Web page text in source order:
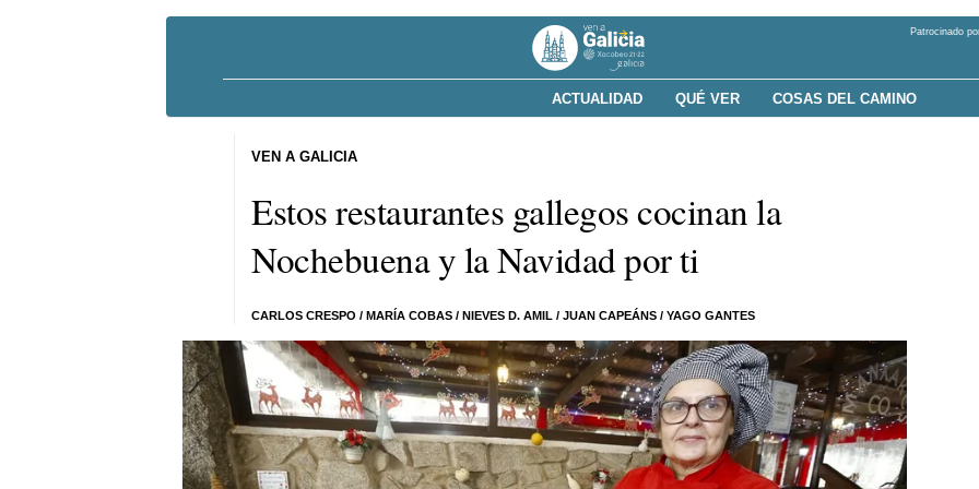
Patrocinado
ACTUALIDAD QUÉ VER COSAS DEL CAMINO
Estos restaurantes gallegos cocinan la
Nochebuena y la Navidad por ti
CARLOS CRESPO /MARÍA COBAS /NIEVES D. AMIL /JUAN CAPEÁNS /YAGO GANTES
VEN A GALICIA